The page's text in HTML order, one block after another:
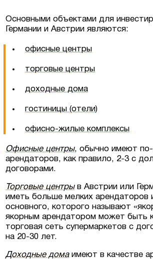
Основными объектами для
Германии и Австрии являются:
офисные центры
торговые центры
доходные дома
гостиницы (отели)
офисно-жилые комплексы
Офисные центры, обычно имеют по-
арендаторов, как правило, 2-3 с
договорами.
Торговые центры в Австрии или
иметь больше мелких арендаторов
основного, которого называют
якорным арендатором может быть
торговая сеть супермаркетов с
на 20-30 лет.
Доходные домаимеют в качестве